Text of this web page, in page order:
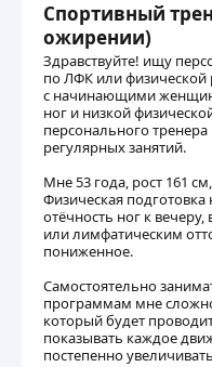
Спортивный
ожирении)
Здравствуйте! ищу
по ЛФК или физической
с начинающими
ног и низкой
персонального
регулярных занятий.
Мне 53 года, рост 161
Физическая
отёчность ног к
или лимфатическим
пониженное.
Самостоятельно
программам мне
который будет
показывать каждое
постепенно